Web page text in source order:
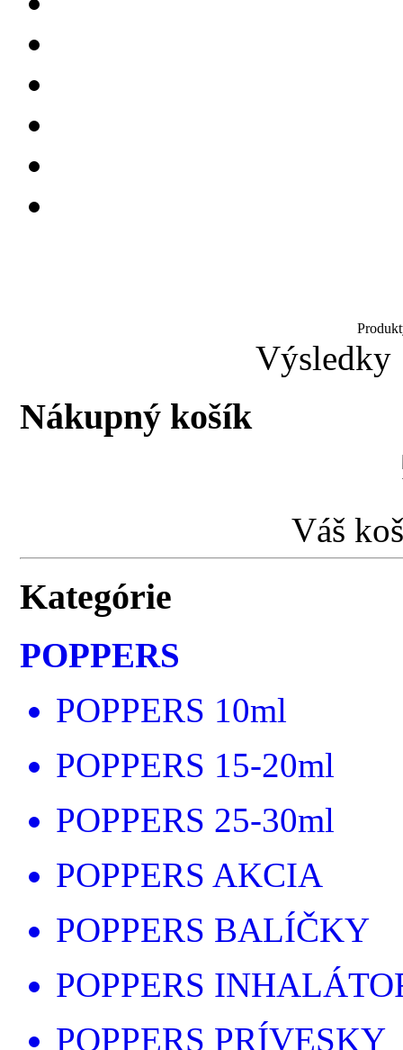
Výsledky
Nákupný košík
Váš
Kategórie
POPPERS
POPPERS 10ml
POPPERS 15-20ml
POPPERS 25-30ml
POPPERS AKCIA
POPPERS BALÍČKY
POPPERS
POPPERS PRÍVESKY